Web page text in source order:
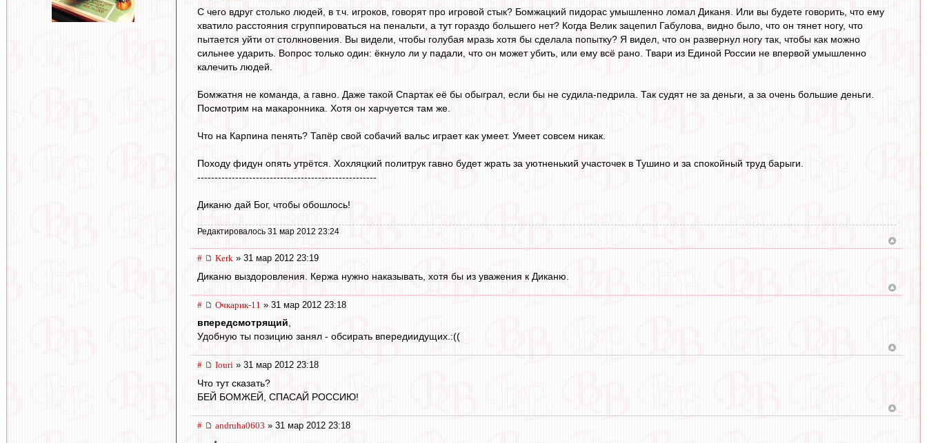
С чего вдруг столько людей, в т.ч. игроков, говорят про игровой стык? Бомжацкий пидорас умышленно ломал Диканя. Или вы будете говорить, что ему
хватило расстояния сгруппироваться на пенальти, а тут гораздо большего нет? Когда Велик зацепил Габулова, видно было, что он тянет ногу, что
пытается уйти от столкновения. Вы видели, чтобы голубая мразь хотя бы сделала попытку? Я видел, что он развернул ногу так, чтобы как можно
сильнее ударить. Вопрос только один: ёкнуло ли у падали, что он может убить, или ему всё рано. Твари из Единой России не впервой умышленно
калечить людей.
Бомжатня не команда, а гавно. Даже такой Спартак её бы обыграл, если бы не судила-педрила. Так судят не за деньги, а за очень большие деньги.
Посмотрим на макаронника. Хотя он харчуется там же.
Что на Карпина пенять? Тапёр свой собачий вальс играет как умеет. Умеет совсем никак.
Походу фидун опять утрётся. Хохляцкий политрук гавно будет жрать за уютненький участочек в Тушино и за спокойный труд барыги.
----------------------------------------------------
Диканю дай Бог, чтобы обошлось!
Редактировалось 31 мар 2012 23:24
# Kerk » 31 мар 2012 23:19
Диканю выздоровления. Кержа нужно наказывать, хотя бы из уважения к Диканю.
# Очкарик-11 » 31 мар 2012 23:18
впередсмотрящий,
Удобную ты позицию занял - обсирать впередиидущих.:((
# Iouri » 31 мар 2012 23:18
Что тут сказать?
БЕЙ БОМЖЕЙ, СПАСАЙ РОССИЮ!
# andruha0603 » 31 мар 2012 23:18